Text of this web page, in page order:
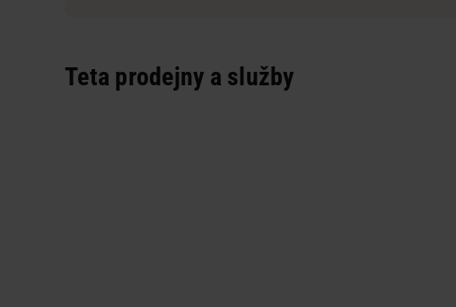
Teta prodejny a služby